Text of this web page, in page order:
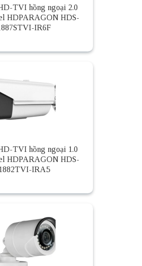
TVI hồng ngoại 2.0
HDPARAGON HDS-
IR6F
TVI hồng ngoại 1.0
HDPARAGON HDS-
IRA5